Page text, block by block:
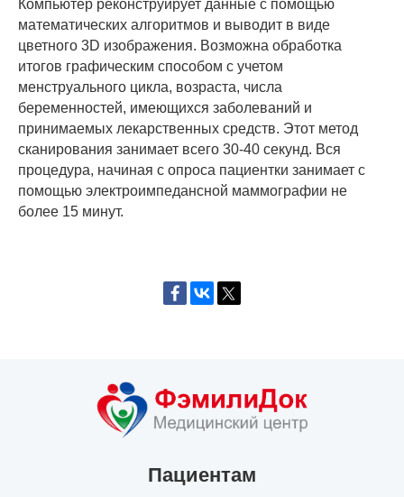
Компьютер реконструирует данные с помощью
математических алгоритмов и выводит в виде
цветного 3D изображения. Возможна обработка
итогов графическим способом с учетом
менструального цикла, возраста, числа
беременностей, имеющихся заболеваний и
принимаемых лекарственных средств. Этот метод
сканирования занимает всего 30-40 секунд. Вся
процедура, начиная с опроса пациентки занимает с
помощью электроимпедансной маммографии не
более 15 минут.
Пациентам